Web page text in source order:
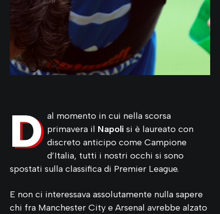
D al momento in cui nella scorsa
primavera il Napoli si è laureato con
discreto anticipo come Campione
d’Italia, tutti i nostri occhi si sono
spostati sulla classifica di Premier League.
E non ci interessava assolutamente nulla sapere
chi fra Manchester City e Arsenal avrebbe alzato